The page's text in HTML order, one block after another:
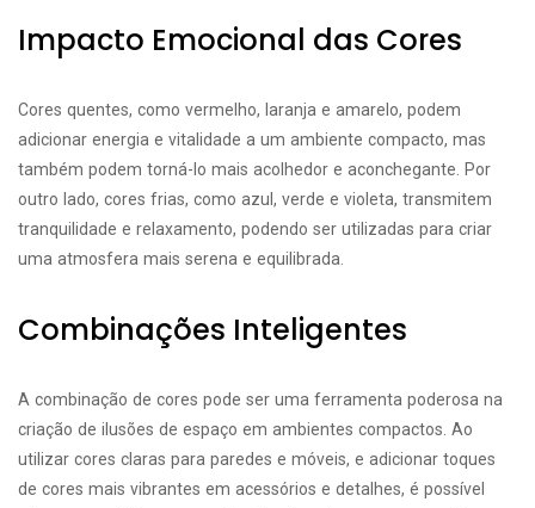
Impacto Emocional das Cores
Cores quentes, como vermelho, laranja e amarelo, podem
adicionar energia e vitalidade a um ambiente compacto, mas
também podem torná-lo mais acolhedor e aconchegante. Por
outro lado, cores frias, como azul, verde e violeta, transmitem
tranquilidade e relaxamento, podendo ser utilizadas para criar
uma atmosfera mais serena e equilibrada.
Combinações Inteligentes
A combinação de cores pode ser uma ferramenta poderosa na
criação de ilusões de espaço em ambientes compactos. Ao
utilizar cores claras para paredes e móveis, e adicionar toques
de cores mais vibrantes em acessórios e detalhes, é possível